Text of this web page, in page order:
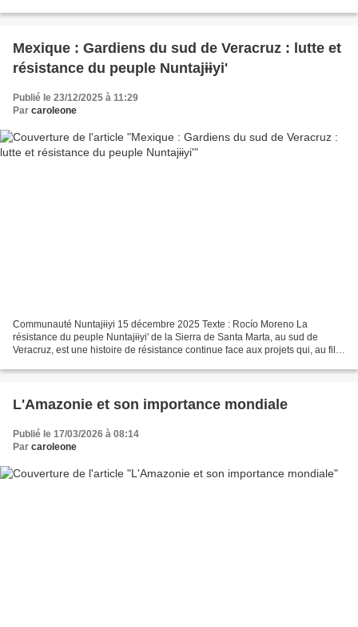
Mexique : Gardiens du sud de Veracruz : lutte et
résistance du peuple Nuntajɨɨyi'
Publié le 23/12/2025 à 11:29
Par caroleone
Communauté Nuntajɨɨyi 15 décembre 2025 Texte : Rocío Moreno La
résistance du peuple Nuntajɨɨyi' de la Sierra de Santa Marta, au sud de
Veracruz, est une histoire de résistance continue face aux projets qui, au fil
L'Amazonie et son importance mondiale
Publié le 17/03/2026 à 08:14
Par caroleone